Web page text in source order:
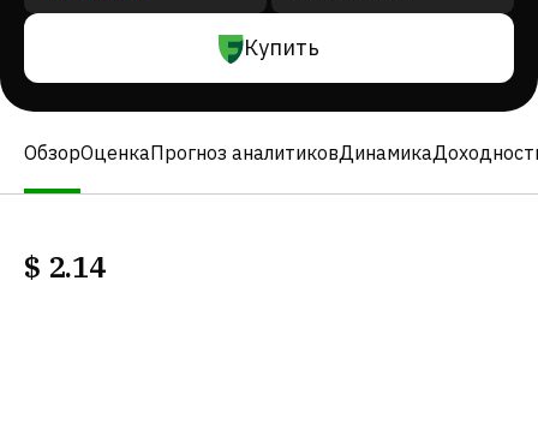
Купить
ОбзорОценкаПрогноз аналитиковДинамика
$ 2.14